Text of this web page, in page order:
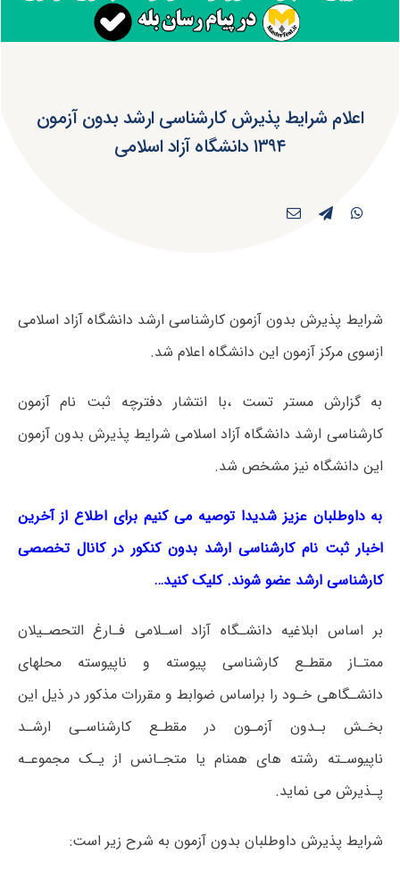
اعلام شرایط پذیرش کارشناسی ارشد بدون آزمون
۱۳۹۴ دانشگاه آزاد اسلامی
شرایط پذیرش بدون آزمون کارشناسی ارشد دانشگاه آزاد اسلامی
ازسوی مرکز آزمون این دانشگاه اعلام شد.
به گزارش مستر تست ،‌با انتشار دفترچه ثبت نام آزمون
کارشناسی ارشد دانشگاه آزاد اسلامی شرایط پذیرش بدون آزمون
این دانشگاه نیز مشخص شد.
به داوطلبان عزیز شدیدا توصیه می کنیم برای اطلاع از آخرین
اخبار ثبت نام کارشناسی ارشد بدون کنکور در کانال تخصصی
کارشناسی ارشد عضو شوند. کلیک کنید…
بر اساس ابلاغیه دانشـگاه آزاد اسـلامی فـارغ التحصـیلان
ممتـاز مقطـع کارشناسی پیوسته و ناپیوسته محلهای
دانشـگاهی خـود را براساس ضوابط و مقررات مذکور در ذیل این
بخـش بـدون آزمـون در مقطـع کارشناسـی ارشـد
ناپیوسـته رشته های همنام یا متجـانس از یـک مجموعـه
پـذیرش می نماید.
شرایط پذیرش داوطلبان بدون آزمون به شرح زیر است: